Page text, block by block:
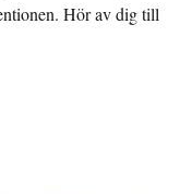
Hör av dig till